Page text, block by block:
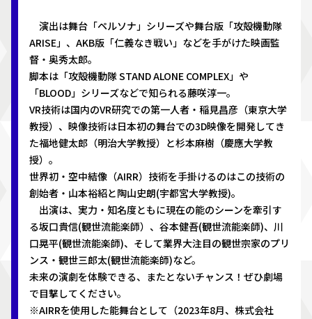
演出は舞台「ペルソナ」シリーズや舞台版「攻殻機動隊
ARISE」、AKB版「仁義なき戦い」などを手がけた映画監
督・奥秀太郎。
脚本は「攻殻機動隊 STAND ALONE COMPLEX」や
「BLOOD」シリーズなどで知られる藤咲淳一。
VR技術は国内のVR研究での第一人者・稲見昌彦（東京大学
教授）、映像技術は日本初の舞台での3D映像を開発してき
た福地健太郎（明治大学教授）と杉本麻樹（慶應大学教
授）。
世界初・空中結像（AIRR）技術を手掛けるのはこの技術の
創始者・山本裕紹と陶山史朗(宇都宮大学教授)。
出演は、実力・知名度ともに現在の能のシーンを牽引す
る坂口貴信(観世流能楽師）、谷本健吾(観世流能楽師)、川
口晃平(観世流能楽師)、そして業界大注目の観世宗家のプリ
ンス・観世三郎太(観世流能楽師)など。
未来の演劇を体験できる、またとないチャンス！ぜひ劇場
で目撃してください。
※AIRRを使用した能舞台として（2023年8月、株式会社